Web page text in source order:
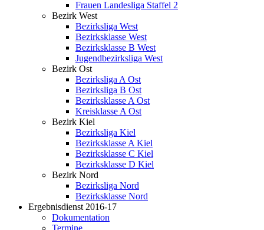
Frauen Landesliga Staffel 2
Bezirk West
Bezirksliga West
Bezirksklasse West
Bezirksklasse B West
Jugendbezirksliga West
Bezirk Ost
Bezirksliga A Ost
Bezirksliga B Ost
Bezirksklasse A Ost
Kreisklasse A Ost
Bezirk Kiel
Bezirksliga Kiel
Bezirksklasse A Kiel
Bezirksklasse C Kiel
Bezirksklasse D Kiel
Bezirk Nord
Bezirksliga Nord
Bezirksklasse Nord
Ergebnisdienst 2016-17
Dokumentation